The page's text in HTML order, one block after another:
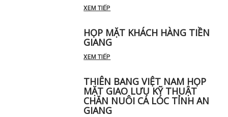
XEM TIẾP
HỌP MẶT KHÁCH HÀNG TIỀN
GIANG
XEM TIẾP
THIÊN BANG VIỆT NAM HỌP
MẶT GIAO LƯU KỸ THUẬT
CHĂN NUÔI CÁ LÓC TỈNH AN
GIANG